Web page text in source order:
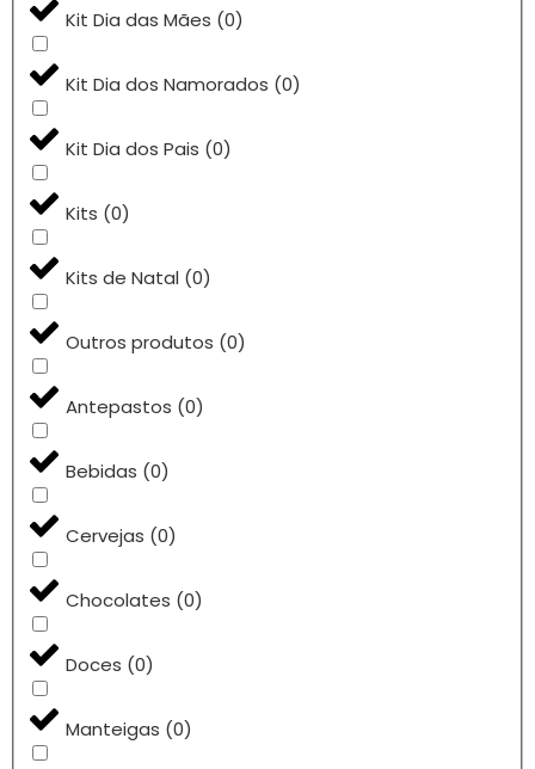
Kit Dia das Mães (0)
Kit Dia dos Namorados (0)
Kit Dia dos Pais (0)
Kits (0)
Kits de Natal (0)
Outros produtos (0)
Antepastos (0)
Bebidas (0)
Cervejas (0)
Chocolates (0)
Doces (0)
Manteigas (0)